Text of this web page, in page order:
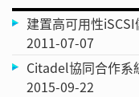
建置高可用性iSCSI
2011-07-07
Citadel協同合作系
2015-09-22